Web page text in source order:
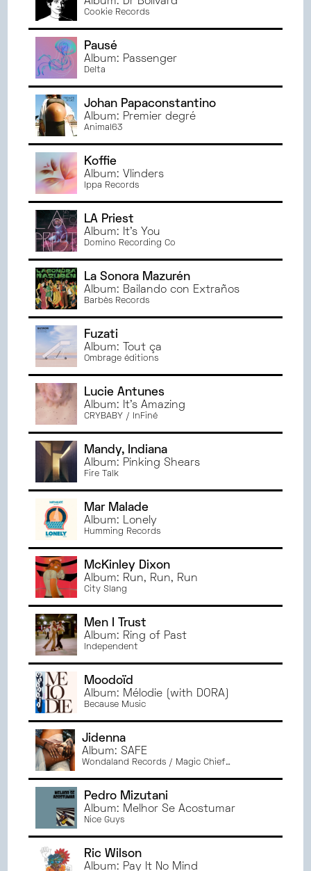
NOVEMBRE2024
OCTOBRE
SEPTEMBRE
2024
JUIN 2024
MAI 2024
AVRIL
MARS
2024
FÉVRIER2024
JANVIER2024
DÉCEMBRE 2023
NOVEMBRE2023
OCTOBRE2023
SEPTEMBRE2023
JUIN2023
AVRIL
2023
MARS
2023
FÉVRIER
JANVIER
2023
JUIN
2022
AVRIL
MARS
2022
ANGERS
Cookie Records
Pausé
Album: Passenger
Delta
Johan Papaconstantino
Album: Premier degré
Animal63
Koffie
Album: Vlinders
Ippa Records
LA Priest
Album: It's You
Domino Recording Co
La Sonora Mazurén
Album: Bailando con Extraños
Barbès Records
Fuzati
Album: Tout ça
Ombrage éditions
Lucie Antunes
Album: It's Amazing
CRYBABY / InFiné
Mandy, Indiana
Album: Pinking Shears
Fire Talk
Mar Malade
Album: Lonely
Humming Records
McKinley Dixon
Album: Run, Run, Run
City Slang
Men I Trust
Album: Ring of Past
Independent
Moodoïd
Album: Mélodie (with DORA)
Because Music
Jidenna
Album: SAFE
Wondaland Records / Magic Chief
Pedro Mizutani
Album: Melhor Se Acostumar
Nice Guys
Ric Wilson
Album: Pay It No Mind